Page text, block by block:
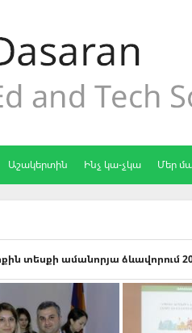
Աշակերտին Ինչ կա-չկա Մեր
տեսքի ամանորյա ձևավորում